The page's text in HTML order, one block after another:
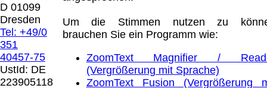
D 01099
Dresden
Tel: +49/0
351
40457-75
UstId: DE
223905118
Um die Stimmen nutzen zu
brauchen Sie ein Programm wie:
ZoomText Magnifier /
(Vergrößerung mit Sprache)
ZoomText Fusion (Vergrößerung
Die in diesem Dokument genannten
Warenzeichen sind Eigentum der jeweiligen
Firmen. Preisänderungen, Irrtümer und
technische Änderungen vorbehalten.
letzte Änderung: 8. Juni 2026 Blinden
Hilfsmittel Vertrieb Dresden,